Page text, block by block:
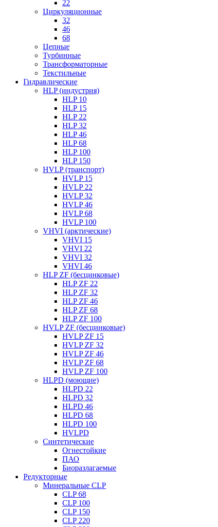
22
Циркуляционные
32
46
68
Цепные
Турбинные
Трансформаторные
Текстильные
Гидравлические
HLP (индустрия)
HLP 10
HLP 15
HLP 22
HLP 32
HLP 46
HLP 68
HLP 100
HLP 150
HVLP (транспорт)
HVLP 15
HVLP 22
HVLP 32
HVLP 46
HVLP 68
HVLP 100
VHVI (арктические)
VHVI 15
VHVI 22
VHVI 32
VHVI 46
HLP ZF (бесцинковые)
HLP ZF 22
HLP ZF 32
HLP ZF 46
HLP ZF 68
HLP ZF 100
HVLP ZF (бесцинковые)
HVLP ZF 15
HVLP ZF 32
HVLP ZF 46
HVLP ZF 68
HVLP ZF 100
HLPD (моющие)
HLPD 22
HLPD 32
HLPD 46
HLPD 68
HLPD 100
HVLPD
Синтетические
Огнестойкие
ПАО
Биоразлагаемые
Редукторные
Минеральные CLP
CLP 68
CLP 100
CLP 150
CLP 220